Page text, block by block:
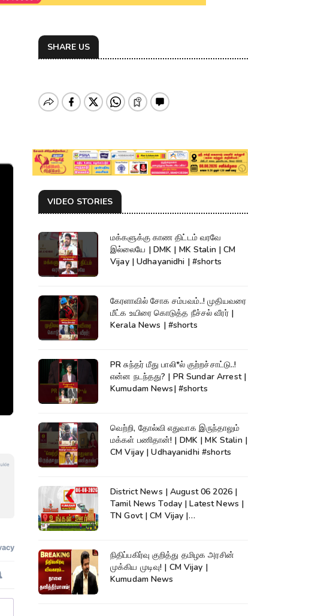
SHARE US
VIDEO STORIES
மக்களுக்கு காண திட்டம் வரவே
இல்லையே | DMK | MK Stalin | CM
Vijay | Udhayanidhi | #shorts
கேரளாவில் சோக சம்பவம்..! முதியவரை
மீட்க உயிரை கொடுத்த நீச்சல் வீரர் |
Kerala News | #shorts
PR சுந்தர் மீது பாலி*ல் குற்றச்சாட்டு..!
என்ன நடந்தது? | PR Sundar Arrest |
Kumudam News| #shorts
வெற்றி, தோல்வி எதுவாக இருந்தாலும்
மக்கள் பணிதான்! | DMK | MK Stalin |
CM Vijay | Udhayanidhi #shorts
District News | August 06 2026 |
Tamil News Today | Latest News |
TN Govt | CM Vijay |
நிதிப்பகிர்வு குறித்து தமிழக அரசின்
முக்கிய முடிவு! | CM Vijay |
Kumudam News